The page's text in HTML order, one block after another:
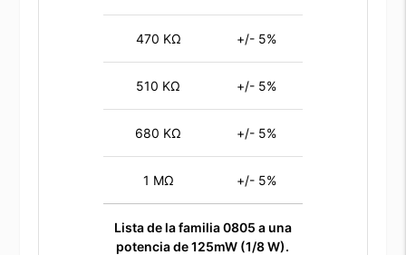
470 KΩ +/- 5%
510 KΩ +/- 5%
680 KΩ +/- 5%
1 MΩ +/- 5%
Lista de la familia 0805 a una
potencia de 125mW (1/8 W).